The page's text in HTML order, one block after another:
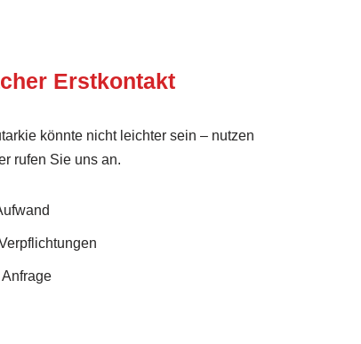
Erstkontakt
könnte nicht leichter sein – nutzen
rufen Sie uns an.